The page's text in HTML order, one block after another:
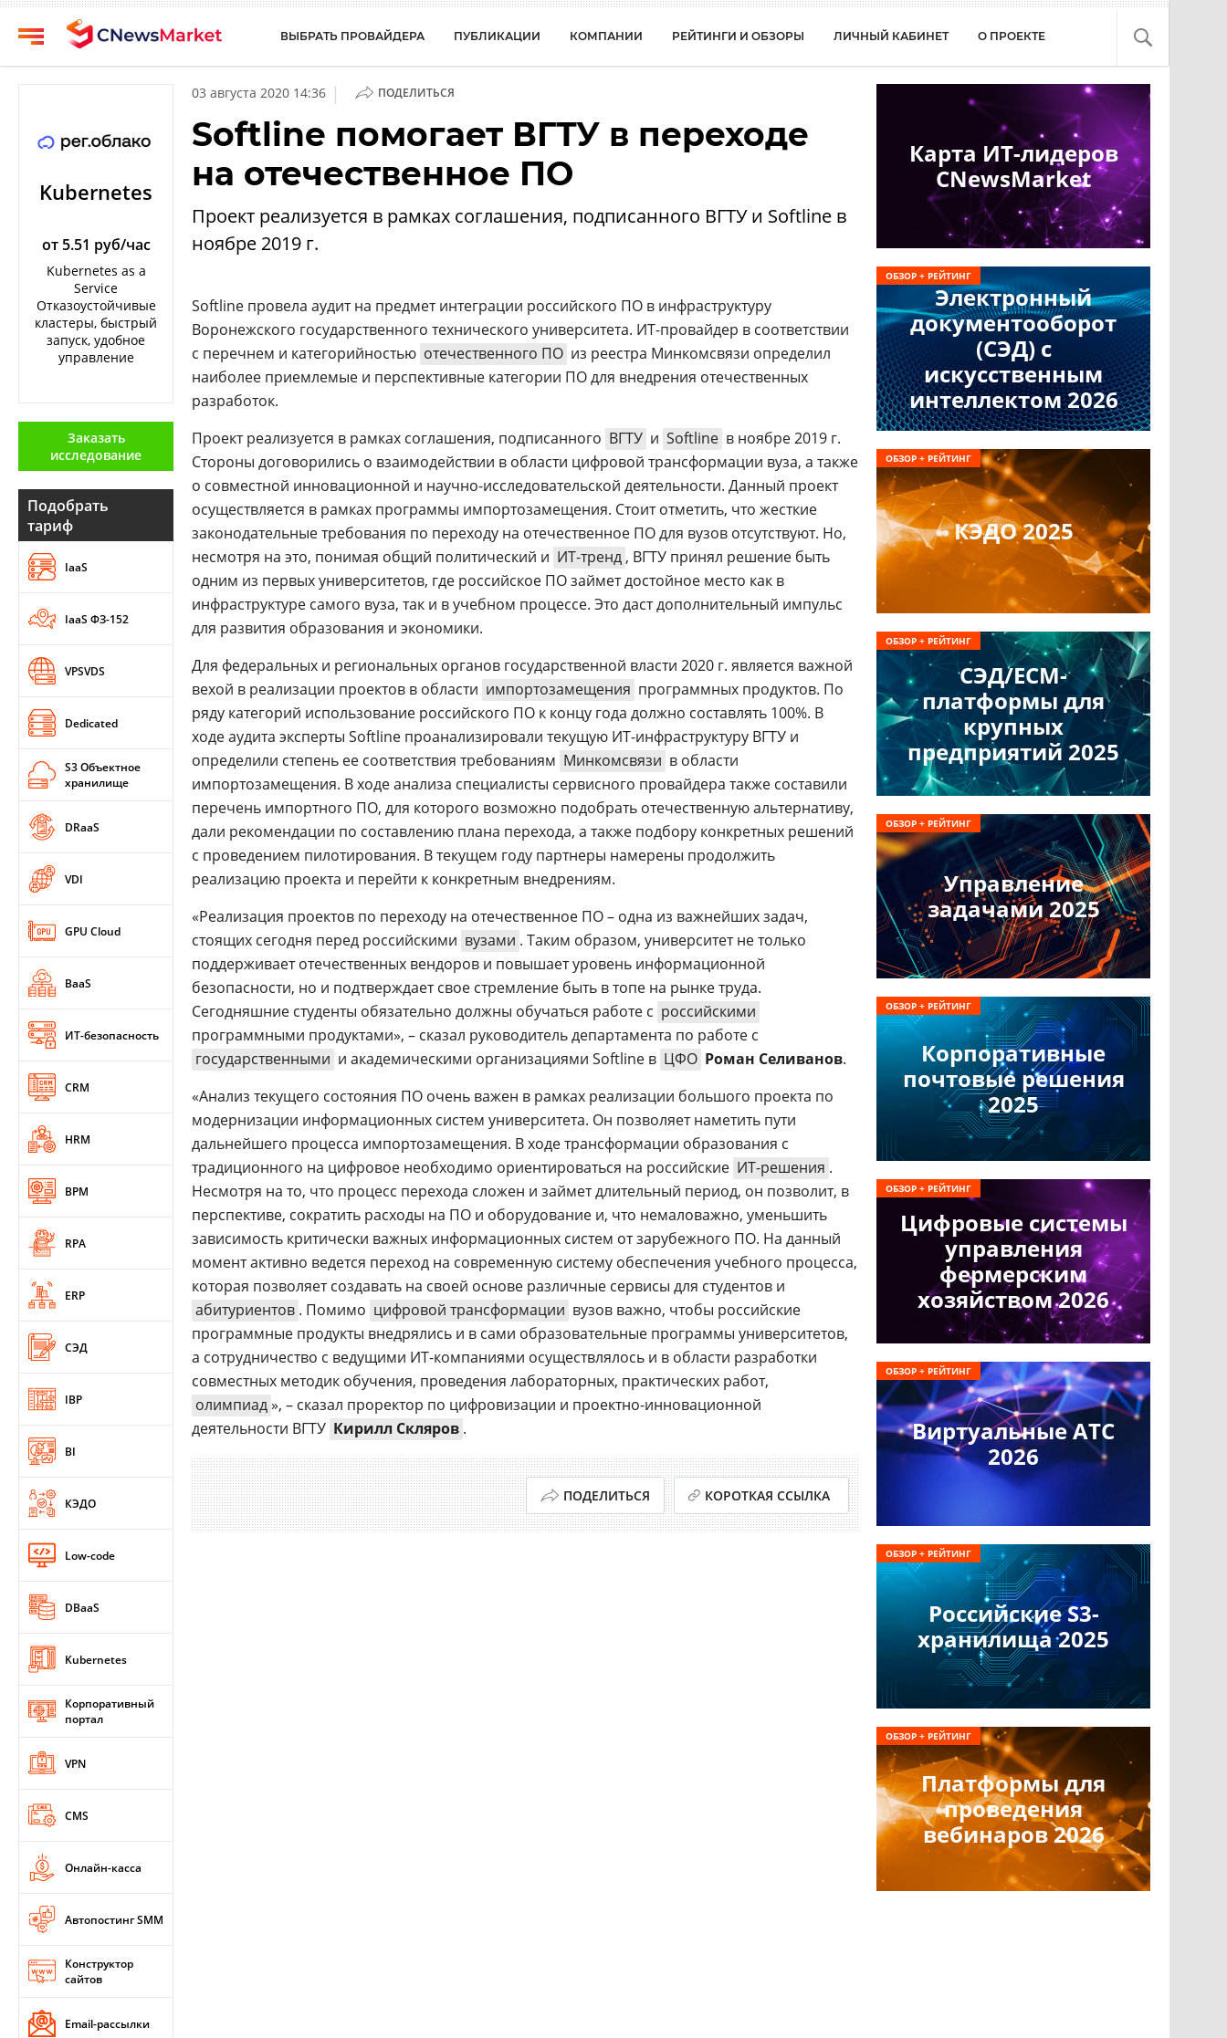
Публикации
обзоры
Личный
кабинет
проекте
Аналитика
Конференции
Техника
издании
Вакансии
Контакты
Telegram
Конференции
Техника
ВЫБРАТЬ ПРОВАЙДЕРА ПУБЛИКАЦИИ КОМПАНИИ РЕЙТИНГИ И ОБЗОРЫ ЛИЧНЫЙ КАБИНЕТ О ПРОЕКТЕ
Kubernetes
от 5.51 руб/час
Kubernetes as a
Service
Отказоустойчивые
кластеры, быстрый
запуск, удобное
управление
Заказать
исследование
Подобрать
тариф
IaaS
IaaS ФЗ-152
VPSVDS
Dedicated
S3 Объектное
хранилище
DRaaS
VDI
GPU Cloud
BaaS
ИТ-безопасность
CRM
HRM
BPM
RPA
ERP
СЭД
IBP
BI
КЭДО
Low-code
DBaaS
Kubernetes
Корпоративный
портал
VPN
CMS
Онлайн-касса
Автопостинг SMM
Конструктор
сайтов
Email-рассылки
03 августа 2020 14:36 | ПОДЕЛИТЬСЯ
Softline помогает ВГТУ в переходе
на отечественное ПО
Проект реализуется в рамках соглашения, подписанного ВГТУ и Softline в
ноябре 2019 г.
Softline провела аудит на предмет интеграции российского ПО в инфраструктуру
Воронежского государственного технического университета. ИТ-провайдер в соответствии
с перечнем и категорийностью отечественного ПО из реестра Минкомсвязи определил
наиболее приемлемые и перспективные категории ПО для внедрения отечественных
разработок.
Проект реализуется в рамках соглашения, подписанного ВГТУ и Softline в ноябре 2019 г.
Стороны договорились о взаимодействии в области цифровой трансформации вуза, а также
о совместной инновационной и научно-исследовательской деятельности. Данный проект
осуществляется в рамках программы импортозамещения. Стоит отметить, что жесткие
законодательные требования по переходу на отечественное ПО для вузов отсутствуют. Но,
несмотря на это, понимая общий политический и ИТ-тренд , ВГТУ принял решение быть
одним из первых университетов, где российское ПО займет достойное место как в
инфраструктуре самого вуза, так и в учебном процессе. Это даст дополнительный импульс
для развития образования и экономики.
Для федеральных и региональных органов государственной власти 2020 г. является важной
вехой в реализации проектов в области импортозамещения программных продуктов. По
ряду категорий использование российского ПО к концу года должно составлять 100%. В
ходе аудита эксперты Softline проанализировали текущую ИТ-инфраструктуру ВГТУ и
определили степень ее соответствия требованиям Минкомсвязи в области
импортозамещения. В ходе анализа специалисты сервисного провайдера также составили
перечень импортного ПО, для которого возможно подобрать отечественную альтернативу,
дали рекомендации по составлению плана перехода, а также подбору конкретных решений
с проведением пилотирования. В текущем году партнеры намерены продолжить
реализацию проекта и перейти к конкретным внедрениям.
«Реализация проектов по переходу на отечественное ПО – одна из важнейших задач,
стоящих сегодня перед российскими вузами . Таким образом, университет не только
поддерживает отечественных вендоров и повышает уровень информационной
безопасности, но и подтверждает свое стремление быть в топе на рынке труда.
Сегодняшние студенты обязательно должны обучаться работе с российскими
программными продуктами», – сказал руководитель департамента по работе с
государственными и академическими организациями Softline в ЦФО Роман Селиванов.
«Анализ текущего состояния ПО очень важен в рамках реализации большого проекта по
модернизации информационных систем университета. Он позволяет наметить пути
дальнейшего процесса импортозамещения. В ходе трансформации образования с
традиционного на цифровое необходимо ориентироваться на российские ИТ-решения .
Несмотря на то, что процесс перехода сложен и займет длительный период, он позволит, в
перспективе, сократить расходы на ПО и оборудование и, что немаловажно, уменьшить
зависимость критически важных информационных систем от зарубежного ПО. На данный
момент активно ведется переход на современную систему обеспечения учебного процесса,
которая позволяет создавать на своей основе различные сервисы для студентов и
абитуриентов . Помимо цифровой трансформации вузов важно, чтобы российские
программные продукты внедрялись и в сами образовательные программы университетов,
а сотрудничество с ведущими ИТ-компаниями осуществлялось и в области разработки
совместных методик обучения, проведения лабораторных, практических работ,
олимпиад», – сказал проректор по цифровизации и проектно-инновационной
деятельности ВГТУ Кирилл Скляров .
ПОДЕЛИТЬСЯ КОРОТКАЯ ССЫЛКА
Карта ИТ-лидеров
CNewsMarket
Электронный
документооборот
(СЭД) с
искусственным
интеллектом 2026
ОБЗОР + РЕЙТИНГ
КЭДО 2025
ОБЗОР + РЕЙТИНГ
СЭД/ECM-
платформы для
крупных
предприятий 2025
ОБЗОР + РЕЙТИНГ
Управление
задачами 2025
ОБЗОР + РЕЙТИНГ
Корпоративные
почтовые решения
2025
ОБЗОР + РЕЙТИНГ
Цифровые системы
управления
фермерским
хозяйством 2026
ОБЗОР + РЕЙТИНГ
Виртуальные АТС
2026
ОБЗОР + РЕЙТИНГ
Российские S3-
хранилища 2025
ОБЗОР + РЕЙТИНГ
Платформы для
проведения
вебинаров 2026
ОБЗОР + РЕЙТИНГ